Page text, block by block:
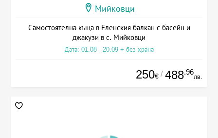
Мийковци
Самостоятелна къща в Еленския балкан с басейн и
джакузи в с. Мийковци
Дата: 01.08 - 20.09 + без храна
250€ / 488.96
лв.